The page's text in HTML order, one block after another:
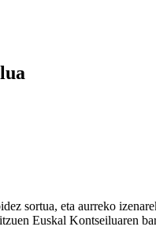
sortua, eta aurreko
Euskal Kontseiluaren